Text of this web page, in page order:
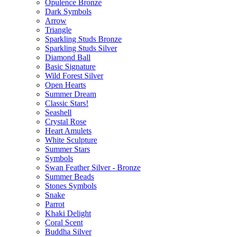
Opulence Bronze
Dark Symbols
Arrow
Triangle
Sparkling Studs Bronze
Sparkling Studs Silver
Diamond Ball
Basic Signature
Wild Forest Silver
Open Hearts
Summer Dream
Classic Stars!
Seashell
Crystal Rose
Heart Amulets
White Sculpture
Summer Stars
Symbols
Swan Feather Silver - Bronze
Summer Beads
Stones Symbols
Snake
Parrot
Khaki Delight
Coral Scent
Buddha Silver